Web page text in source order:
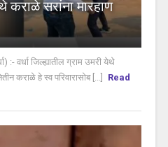
कराळे सरांना मारहाण
:- वर्धा जिल्ह्यातील ग्राम उमरी येथे
कराळे हे स्व परिवारासोब [...]
Read